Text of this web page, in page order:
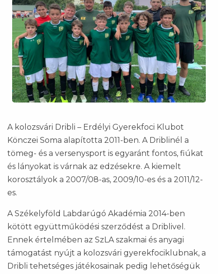
A kolozsvári Dribli – Erdélyi Gyerekfoci Klubot
Könczei Soma alapította 2011-ben. A Driblinél a
tömeg- és a versenysport is egyaránt fontos, fiúkat
és lányokat is várnak az edzésekre. A kiemelt
korosztályok a 2007/08-as, 2009/10-es és a 2011/12-
es.
A Székelyföld Labdarúgó Akadémia 2014-ben
kötött együttműködési szerződést a Driblivel.
Ennek értelmében az SzLA szakmai és anyagi
támogatást nyújt a kolozsvári gyerekfociklubnak, a
Dribli tehetséges játékosainak pedig lehetőségük